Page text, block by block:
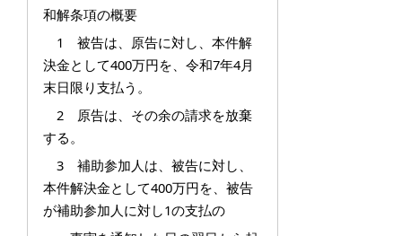
和解条項の概要
1 被告は、原告に対し、本件解
決金として400万円を、令和7年4月
末日限り支払う。
2 原告は、その余の請求を放棄
する。
3 補助参加人は、被告に対し、
本件解決金として400万円を、被告
が補助参加人に対し1の支払の